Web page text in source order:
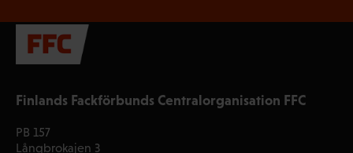
Finlands Fackförbunds Centralorganisation FFC
PB 157
Långbrokajen 3